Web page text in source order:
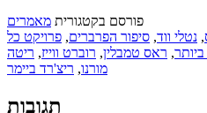
פורסם בקטגורית מאמרים
, נטלי ווד, סיפור הפרברים, פרויקט כל
, ראס טמבלין, רוברט ווייז, ריטה
מורנו, ריצ'רד ביימר
תגובות